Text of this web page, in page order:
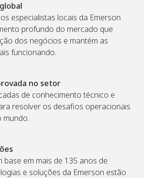
especialistas locais da Emerson
profundo do mercado que
dos negócios e mantém as
funcionando.
no setor
de conhecimento técnico e
resolver os desafios operacionais
mundo.
base em mais de 135 anos de
e soluções da Emerson estão